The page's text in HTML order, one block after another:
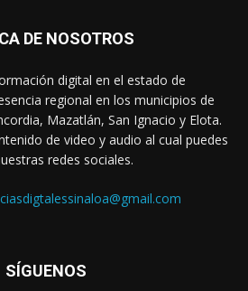
DE NOSOTROS
digital en el estado de
regional en los municipios de
Mazatlán, San Ignacio y Elota.
de video y audio al cual puedes
redes sociales.
SÍGUENOS